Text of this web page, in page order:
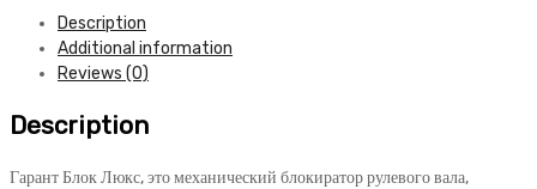
Люкс
062
LADA
2016-
quantity
Description
Additional information
Reviews (0)
Description
Гарант Блок Люкс, это механический блокиратор рулевого вала,